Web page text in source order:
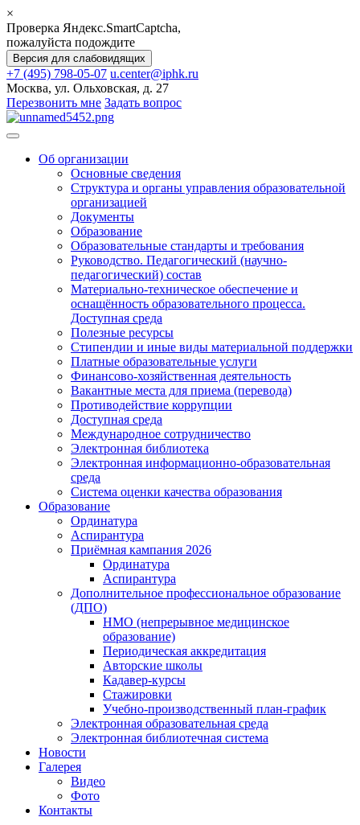
×
Проверка Яндекс.SmartCaptcha,
пожалуйста подождите
Версия для слабовидящих
+7 (495) 798-05-07 u.center@iphk.ru
Москва, ул. Ольховская, д. 27
Перезвонить мне Задать вопрос
Об организации
Основные сведения
Структура и органы управления образовательной
организацией
Документы
Образование
Образовательные стандарты и требования
Руководство. Педагогический (научно-
педагогический) состав
Материально-техническое обеспечение и
оснащённость образовательного процесса.
Доступная среда
Полезные ресурсы
Стипендии и иные виды материальной поддержки
Платные образовательные услуги
Финансово-хозяйственная деятельность
Вакантные места для приема (перевода)
Противодействие коррупции
Доступная среда
Международное сотрудничество
Электронная библиотека
Электронная информационно-образовательная
среда
Система оценки качества образования
Образование
Ординатура
Аспирантура
Приёмная кампания 2026
Ординатура
Аспирантура
Дополнительное профессиональное образование
(ДПО)
НМО (непрерывное медицинское
образование)
Периодическая аккредитация
Авторские школы
Кадавер-курсы
Стажировки
Учебно-производственный план-график
Электронная образовательная среда
Электронная библиотечная система
Новости
Галерея
Видео
Фото
Контакты